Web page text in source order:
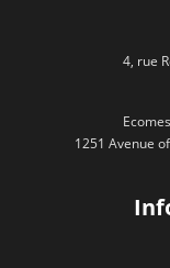
4, rue
1251 Avenue